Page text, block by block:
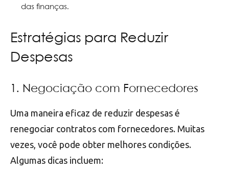
das finanças.
Estratégias para Reduzir
Despesas
1. Negociação com Fornecedores
Uma maneira eficaz de reduzir despesas é
renegociar contratos com fornecedores. Muitas
vezes, você pode obter melhores condições.
Algumas dicas incluem: